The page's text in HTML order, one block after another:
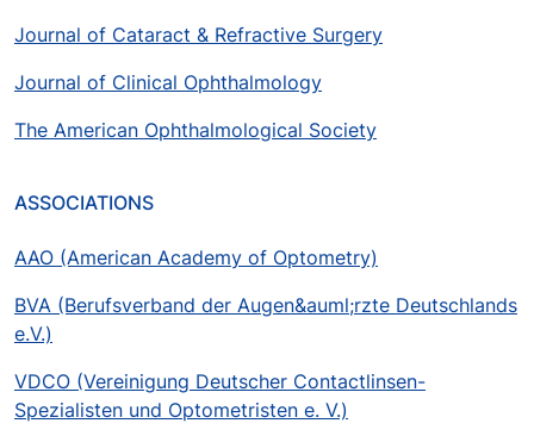
Journal of Cataract & Refractive Surgery
Journal of Clinical Ophthalmology
The American Ophthalmological Society
ASSOCIATIONS
AAO (American Academy of Optometry)
BVA (Berufsverband der Augen&auml;rzte Deutschlands
e.V.)
VDCO (Vereinigung Deutscher Contactlinsen-
Spezialisten und Optometristen e. V.)